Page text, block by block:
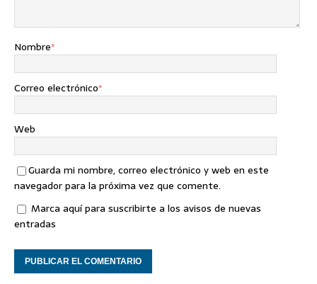
Nombre*
Correo electrónico*
Web
Guarda mi nombre, correo electrónico y web en este
navegador para la próxima vez que comente.
Marca aquí para suscribirte a los avisos de nuevas
entradas